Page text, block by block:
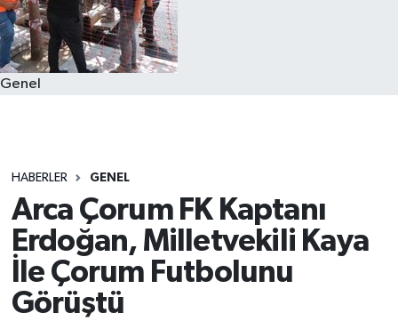
Genel
HABERLER GENEL
Arca Çorum FK Kaptanı
Erdoğan, Milletvekili Kaya
İle Çorum Futbolunu
Görüştü
Tüm Manşetler
Son Dakika Haberleri